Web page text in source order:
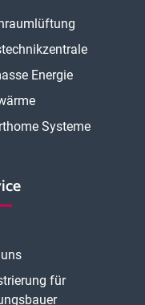
Energie
Systeme
für